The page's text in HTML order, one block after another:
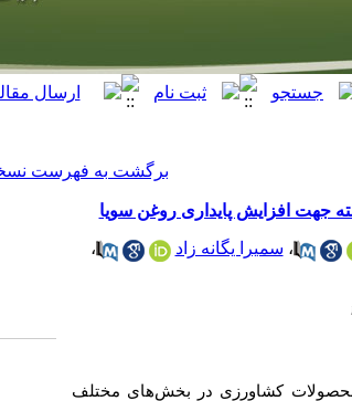
برگشت به فهرست
جهت افزایش پایداری روغن سویا
، سمیرا یگانه زاد
،
محصولات کشاورزی در بخش‌های مختلف